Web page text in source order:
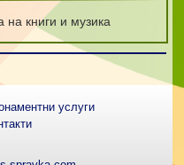
на книги и музика
услуги